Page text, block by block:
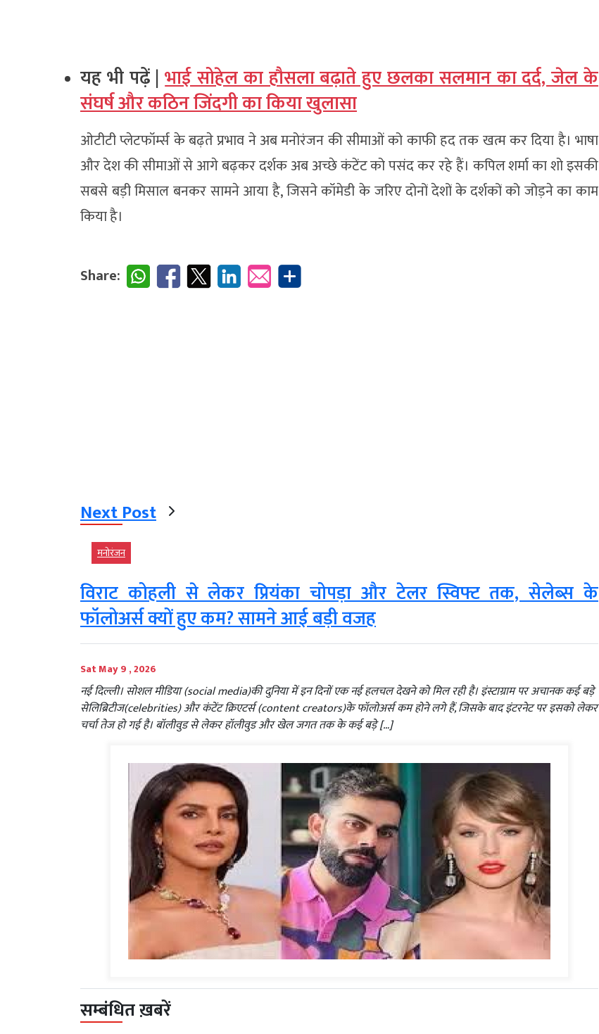
यह भी पढ़ें |भाई सोहेल का हौसला बढ़ाते हुए छलका सलमान का दर्द, जेल के
संघर्ष और कठिन जिंदगी का किया खुलासा
ओटीटी प्लेटफॉर्म्स के बढ़ते प्रभाव ने अब मनोरंजन की सीमाओं को काफी हद तक खत्म कर दिया है। भाषा
और देश की सीमाओं से आगे बढ़कर दर्शक अब अच्छे कंटेंट को पसंद कर रहे हैं। कपिल शर्मा का शो इसकी
सबसे बड़ी मिसाल बनकर सामने आया है, जिसने कॉमेडी के जरिए दोनों देशों के दर्शकों को जोड़ने का काम
किया है।
Share:
Next Post
मनोरंजन
विराट कोहली से लेकर प्रियंका चोपड़ा और टेलर स्विफ्ट तक, सेलेब्स के
फॉलोअर्स क्यों हुए कम? सामने आई बड़ी वजह
Sat May 9 , 2026
नई दिल्ली। सोशल मीडिया (social media)की दुनिया में इन दिनों एक नई हलचल देखने को मिल रही है। इंस्टाग्राम पर अचानक कई बड़े
सेलिब्रिटीज(celebrities) और कंटेंट क्रिएटर्स (content creators)के फॉलोअर्स कम होने लगे हैं, जिसके बाद इंटरनेट पर इसको लेकर
चर्चा तेज हो गई है। बॉलीवुड से लेकर हॉलीवुड और खेल जगत तक के कई बड़े […]
सम्बंधित ख़बरें